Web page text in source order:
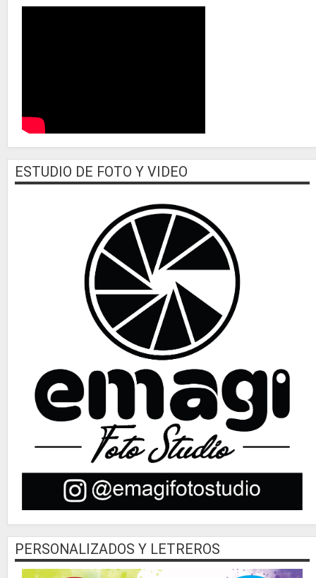
ESTUDIO DE FOTO Y VIDEO
PERSONALIZADOS Y LETREROS